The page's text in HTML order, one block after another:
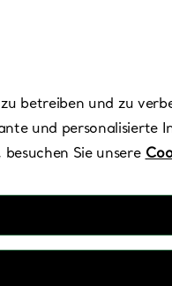
betreiben und zu
und personalisierte
Sie unsere